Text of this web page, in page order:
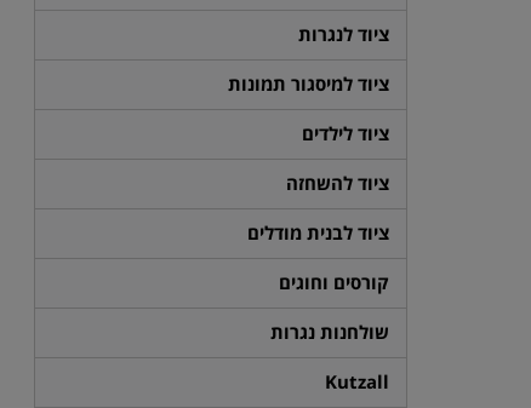
ציוד לנגרות
ציוד למיסגור תמונות
ציוד לילדים
ציוד להשחזה
ציוד לבנית מודלים
קורסים וחוגים
שולחנות נגרות
Kutzall